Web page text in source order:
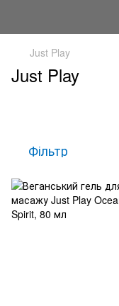
Just Play
Just Play
Фільтр